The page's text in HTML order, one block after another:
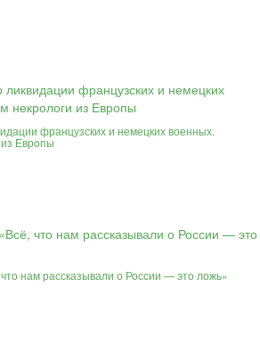
французских и немецких военных.
Европы
нам рассказывали о России — это ложь»